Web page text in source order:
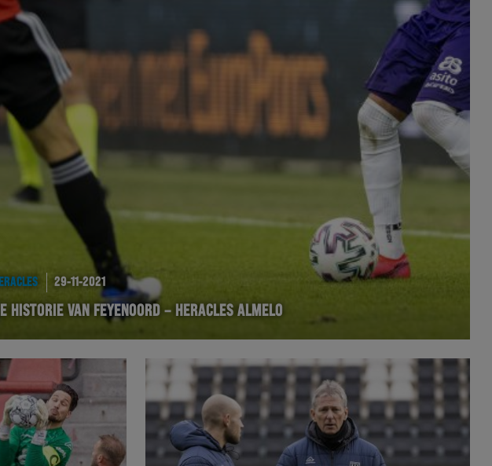
29-11-2021
HISTORIE VAN FEYENOORD – HERACLES ALMELO